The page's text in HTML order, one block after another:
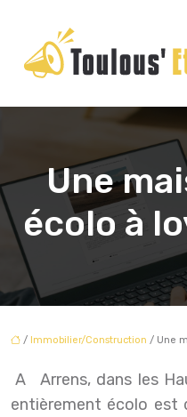
Une
écolo à
/ Immobilier/Construction / Une
A Arrens, dans les Hautes-Pyrénées, une maison
entièrement écolo est